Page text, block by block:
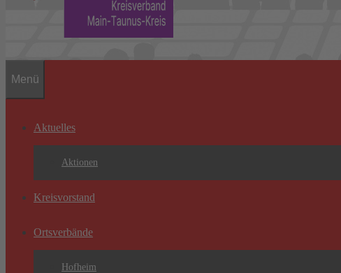
Menü
Aktuelles
Aktionen
Kreisvorstand
Ortsverbände
Hofheim